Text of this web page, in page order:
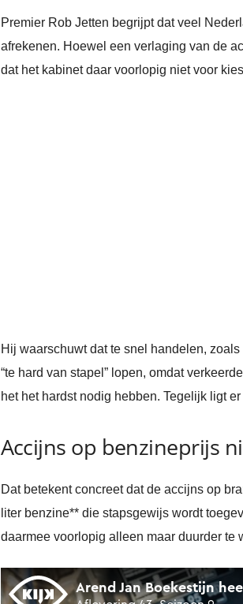
Premier Rob Jetten begrijpt dat veel
afrekenen. Hoewel een verlaging van de
dat het kabinet daar voorlopig niet voor
Hij waarschuwt dat te snel handelen,
“te hard van stapel” lopen, omdat
het het hardst nodig hebben. Tegelijk ligt
Accijns op benzineprijs
Dat betekent concreet dat de accijns op
liter benzine** die stapsgewijs wordt
daarmee voorlopig alleen maar duurder te